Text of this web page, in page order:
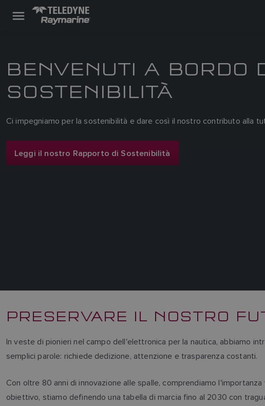
BENVENUTI A BORDO
SOSTENIBILITÀ
Ci impegniamo per la sostenibilità e dare così il nostro contributo alla
Leggi il nostro Rapporto di Sostenibilità
PRESERVARE IL NOSTRO
In veste di pionieri nel campo dell'elettronica per la nautica, abbiamo
semplici parole: richiede dedizione, attenzione e trasparenza costanti.
Con oltre 80 anni di innovazione alle spalle, comprendiamo
obiettivo, stiamo definendo una tabella di marcia fino al 2030 con